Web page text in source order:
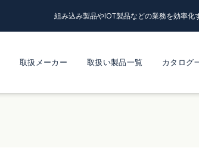
組み込み製品やIOT製品などの業務を効率化
取扱メーカー 取扱い製品一覧 カタログ